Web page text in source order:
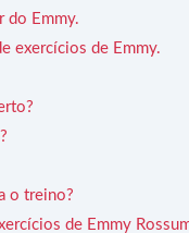
do Emmy.
exercícios de Emmy.
o treino?
de Emmy